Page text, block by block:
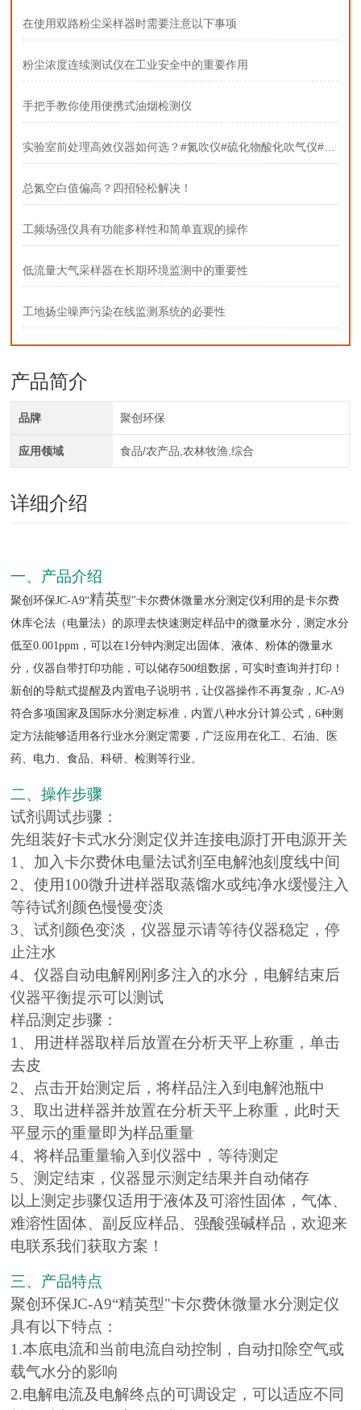
在使用双路粉尘采样器时需要注意以下事项
粉尘浓度连续测试仪在工业安全中的重要作用
手把手教你使用便携式油烟检测仪
实验室前处理高效仪器如何选？#氮吹仪#硫化物酸化吹气仪#固相萃取装置
总氮空白值偏高？四招轻松解决！
工频场强仪具有功能多样性和简单直观的操作
低流量大气采样器在长期环境监测中的重要性
工地扬尘噪声污染在线监测系统的必要性
产品简介
品牌 聚创环保
应用领域 食品/农产品,农林牧渔,综合
详细介绍
一、产品介绍
聚创环保JC-A9“精英型"卡尔费休微量水分测定仪利用的是卡尔费
休库仑法（电量法）的原理去快速测定样品中的微量水分，测定水分
低至0.001ppm，可以在1分钟内测定出固体、液体、粉体的微量水
分，仪器自带打印功能，可以储存500组数据，可实时查询并打印！
新创的导航式提醒及内置电子说明书，让仪器操作不再复杂，JC-A9
符合多项国家及国际水分测定标准，内置八种水分计算公式，6种测
定方法能够适用各行业水分测定需要，广泛应用在化工、石油、医
药、电力、食品、科研、检测等行业。
二、操作步骤
试剂调试步骤：
先组装好卡式水分测定仪并连接电源打开电源开关
1、加入卡尔费休电量法试剂至电解池刻度线中间
2、使用100微升进样器取蒸馏水或纯净水缓慢注入
等待试剂颜色慢慢变淡
3、试剂颜色变淡，仪器显示请等待仪器稳定，停
止注水
4、仪器自动电解刚刚多注入的水分，电解结束后
仪器平衡提示可以测试
样品测定步骤：
1、用进样器取样后放置在分析天平上称重，单击
去皮
2、点击开始测定后，将样品注入到电解池瓶中
3、取出进样器并放置在分析天平上称重，此时天
平显示的重量即为样品重量
4、将样品重量输入到仪器中，等待测定
5、测定结束，仪器显示测定结果并自动储存
以上测定步骤仅适用于液体及可溶性固体，气体、
难溶性固体、副反应样品、强酸强碱样品，欢迎来
电联系我们获取方案！
三、产品特点
聚创环保JC-A9“精英型"卡尔费休微量水分测定仪
具有以下特点：
1.本底电流和当前电流自动控制，自动扣除空气或
载气水分的影响
2.电解电流及电解终点的可调设定，可以适应不同